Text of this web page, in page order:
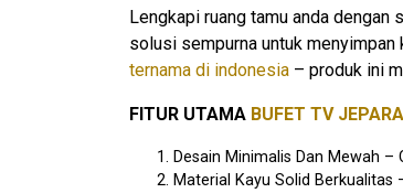
Lengkapi ruang tamu anda
solusi sempurna untuk
ternama di indonesia – produk ini
FITUR UTAMA BUFET TV JEPARA
Desain Minimalis Dan Mewah
Material Kayu Solid Berkualitas